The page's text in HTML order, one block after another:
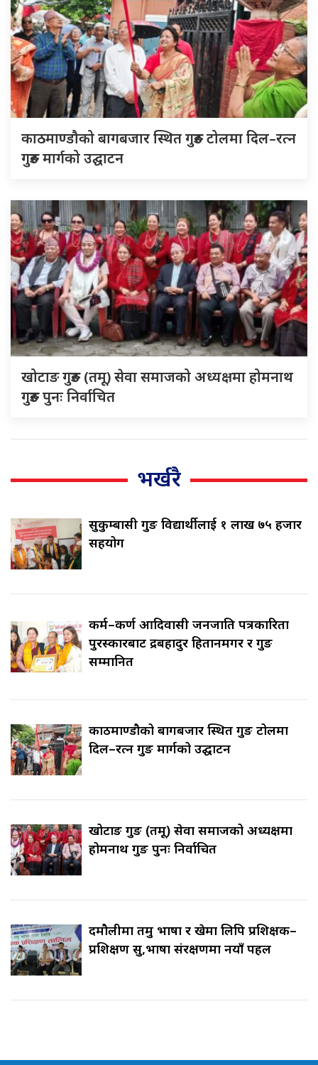
काठमाण्डौको बागबजार स्थित गुरुङ टोलमा दिल–रत्न
गुरुङ मार्गको उद्घाटन
खोटाङ गुरुङ (तमू) सेवा समाजको अध्यक्षमा होमनाथ
गुरुङ पुनः निर्वाचित
भर्खरै
सुकुम्बासी गुरुङ विद्यार्थीलाई १ लाख ७५ हजार
सहयोग
कर्म–कर्ण आदिवासी जनजाति पत्रकारिता
पुरस्कारबाट रुद्रबहादुर हितानमगर र गुरुङ
सम्मानित
काठमाण्डौको बागबजार स्थित गुरुङ टोलमा
दिल–रत्न गुरुङ मार्गको उद्घाटन
खोटाङ गुरुङ (तमू) सेवा समाजको अध्यक्षमा
होमनाथ गुरुङ पुनः निर्वाचित
दमौलीमा तमु भाषा र खेमा लिपि प्रशिक्षक–
प्रशिक्षण सुरु,भाषा संरक्षणमा नयाँ पहल